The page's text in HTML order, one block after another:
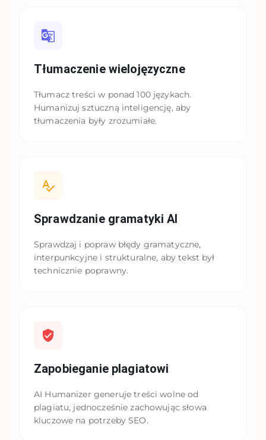
Tłumaczenie wielojęzyczne
Tłumacz treści w ponad 100 językach.
Humanizuj sztuczną inteligencję, aby
tłumaczenia były zrozumiałe.
Sprawdzanie gramatyki AI
Sprawdzaj i popraw błędy gramatyczne,
interpunkcyjne i strukturalne, aby tekst był
technicznie poprawny.
Zapobieganie plagiatowi
AI Humanizer generuje treści wolne od
plagiatu, jednocześnie zachowując słowa
kluczowe na potrzeby SEO.